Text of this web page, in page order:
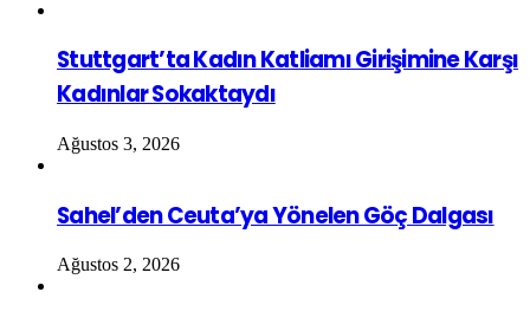
Stuttgart’ta Kadın Katliamı Girişimine Karşı
Kadınlar Sokaktaydı
Ağustos 3, 2026
Sahel’den Ceuta’ya Yönelen Göç Dalgası
Ağustos 2, 2026